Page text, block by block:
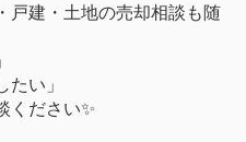
戸建・土地の売却相談も随
たい」
ください✨